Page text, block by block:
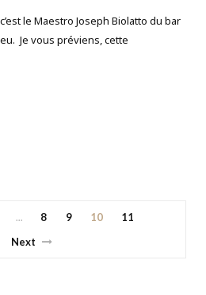
le Maestro Joseph Biolatto du bar
Je vous préviens, cette
… 8 9 10
11
Next